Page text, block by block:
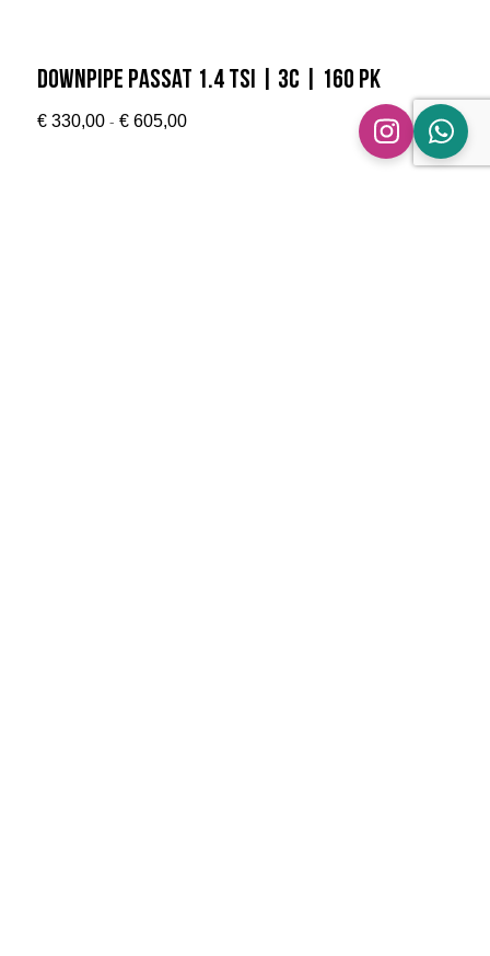
Downpipe Passat 1.4 TSI | 3C | 160 Pk
€330,00 - €605,00Prijsklasse: